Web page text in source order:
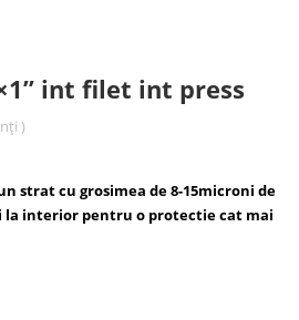
int filet int press
)
strat cu grosimea de 8-15microni de
la interior pentru o protectie cat mai